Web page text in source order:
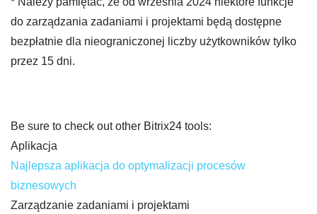
do zarządzania zadaniami i projektami będą dostępne
bezpłatnie dla nieograniczonej liczby użytkowników tylko
przez 15 dni.
Be sure to check out other Bitrix24 tools:
Aplikacja
Najlepsza aplikacja do optymalizacji procesów
biznesowych
Zarządzanie zadaniami i projektami